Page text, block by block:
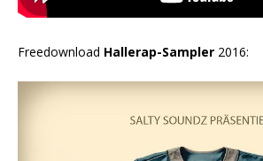
Freedownload Hallerap-Sampler 2016: